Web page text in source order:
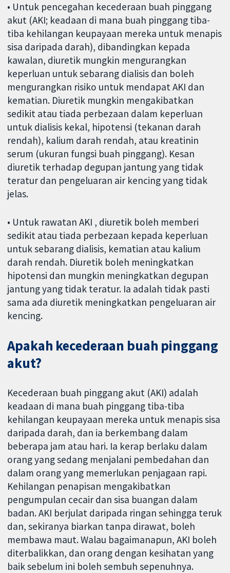
• Untuk pencegahan kecederaan buah pinggang
akut (AKI; keadaan di mana buah pinggang tiba-
tiba kehilangan keupayaan mereka untuk menapis
sisa daripada darah), dibandingkan kepada
kawalan, diuretik mungkin mengurangkan
keperluan untuk sebarang dialisis dan boleh
mengurangkan risiko untuk mendapat AKI dan
kematian. Diuretik mungkin mengakibatkan
sedikit atau tiada perbezaan dalam keperluan
untuk dialisis kekal, hipotensi (tekanan darah
rendah), kalium darah rendah, atau kreatinin
serum (ukuran fungsi buah pinggang). Kesan
diuretik terhadap degupan jantung yang tidak
teratur dan pengeluaran air kencing yang tidak
jelas.
• Untuk rawatan AKI , diuretik boleh memberi
sedikit atau tiada perbezaan kepada keperluan
untuk sebarang dialisis, kematian atau kalium
darah rendah. Diuretik boleh meningkatkan
hipotensi dan mungkin meningkatkan degupan
jantung yang tidak teratur. Ia adalah tidak pasti
sama ada diuretik meningkatkan pengeluaran air
kencing.
Apakah kecederaan buah pinggang
akut?
Kecederaan buah pinggang akut (AKI) adalah
keadaan di mana buah pinggang tiba-tiba
kehilangan keupayaan mereka untuk menapis sisa
daripada darah, dan ia berkembang dalam
beberapa jam atau hari. Ia kerap berlaku dalam
orang yang sedang menjalani pembedahan dan
dalam orang yang memerlukan penjagaan rapi.
Kehilangan penapisan mengakibatkan
pengumpulan cecair dan sisa buangan dalam
badan. AKI berjulat daripada ringan sehingga teruk
dan, sekiranya biarkan tanpa dirawat, boleh
membawa maut. Walau bagaimanapun, AKI boleh
diterbalikkan, dan orang dengan kesihatan yang
baik sebelum ini boleh sembuh sepenuhnya.